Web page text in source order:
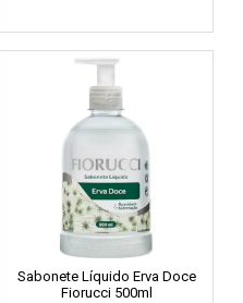
Sabonete Líquido Erva Doce
Fiorucci 500ml